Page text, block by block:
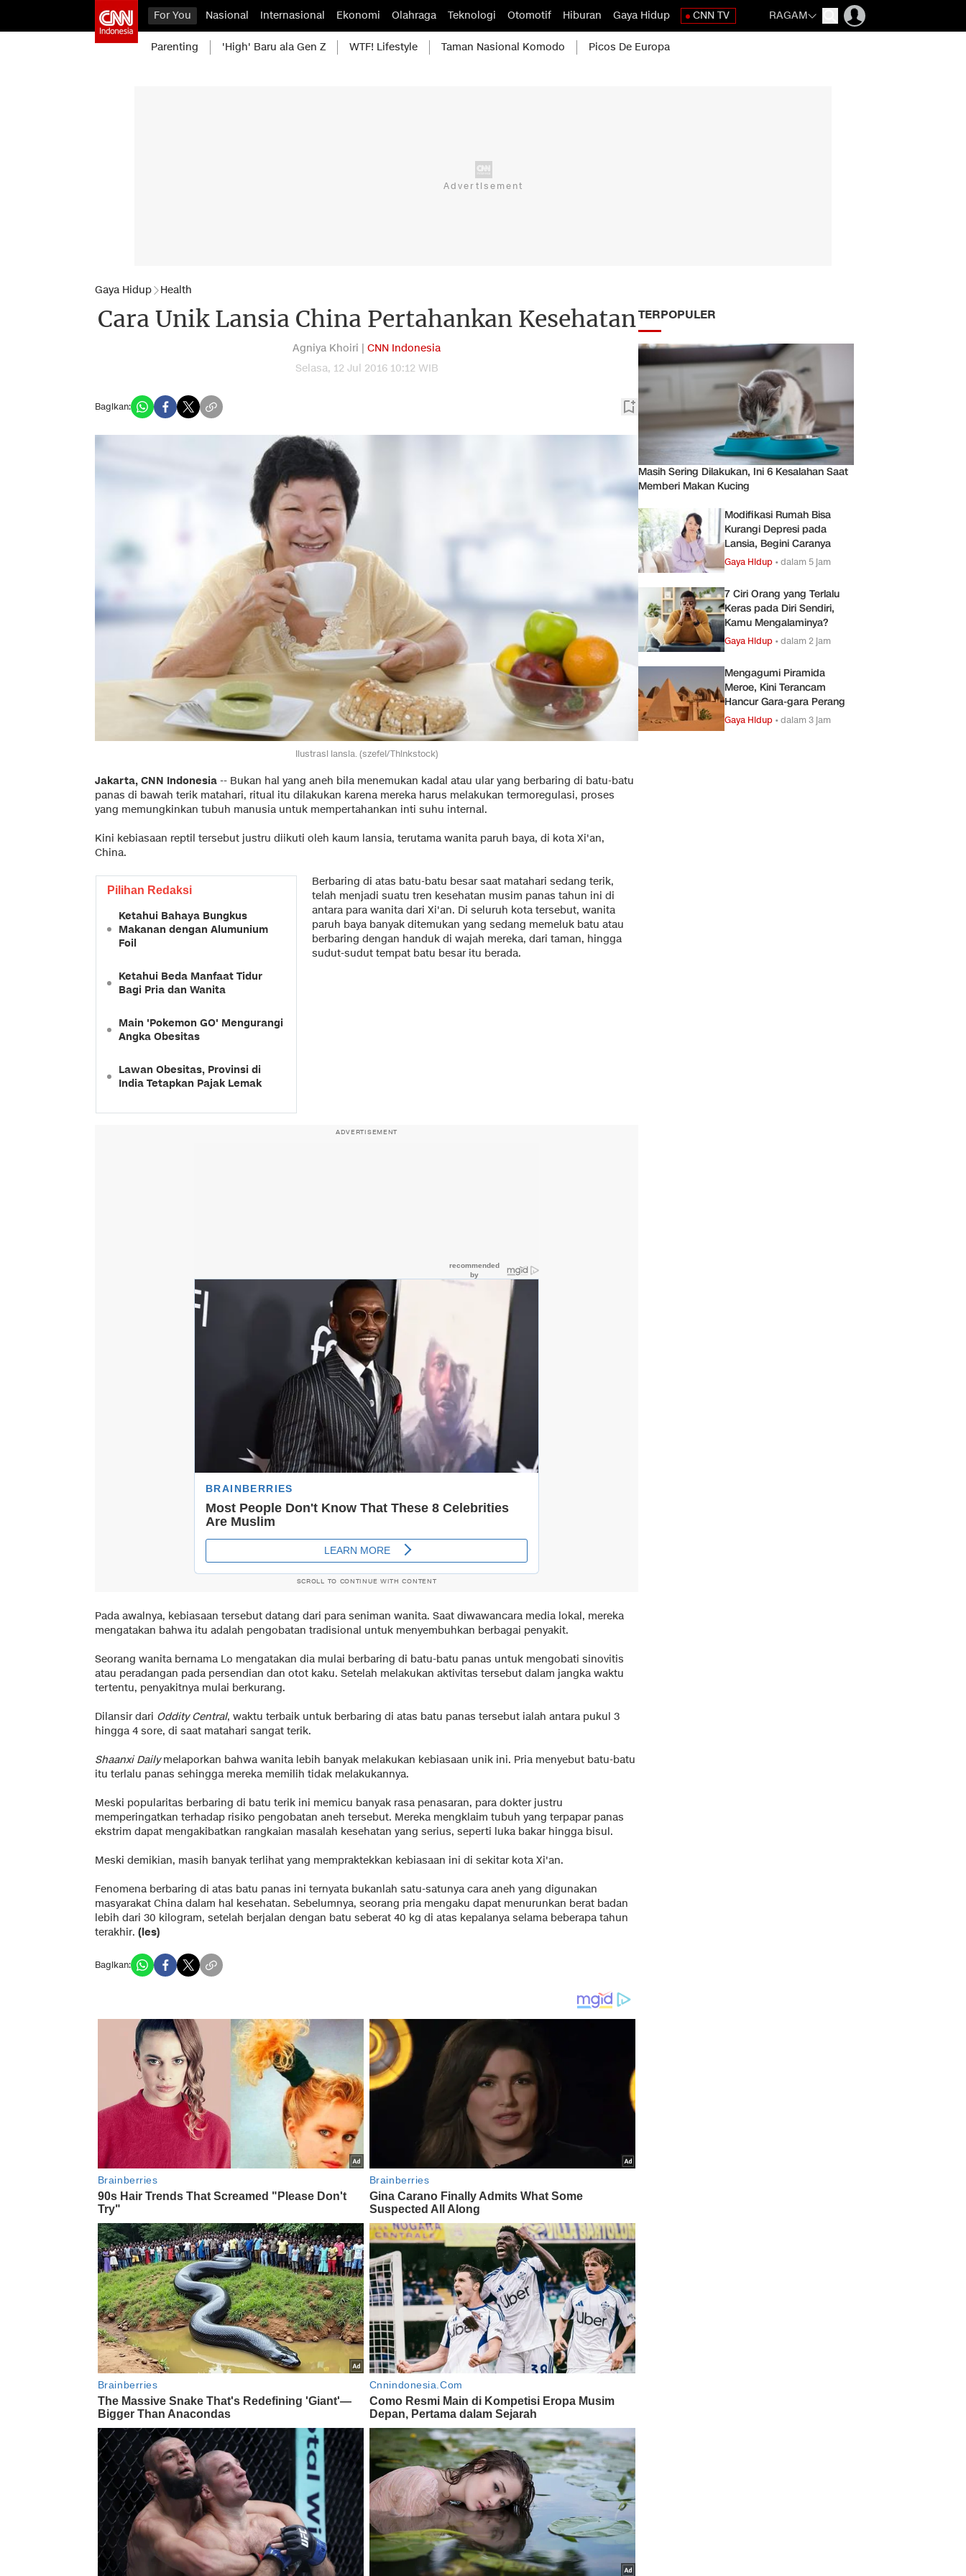
For You Nasional Internasional Ekonomi Olahraga Teknologi Otomotif Hiburan Gaya Hidup CNN TV RAGAM
Parenting 'High' Baru ala Gen Z WTF! Lifestyle Taman Nasional Komodo Picos De Europa
Gaya Hidup Health
Cara Unik Lansia China Pertahankan Kesehatan
Agniya Khoiri | CNN Indonesia
Selasa, 12 Jul 2016 10:12 WIB
Bagikan:
Ilustrasi lansia. (szefei/Thinkstock)
Jakarta, CNN Indonesia -- Bukan hal yang aneh bila menemukan kadal atau ular yang berbaring di batu-batu
panas di bawah terik matahari, ritual itu dilakukan karena mereka harus melakukan termoregulasi, proses
yang memungkinkan tubuh manusia untuk mempertahankan inti suhu internal.
Kini kebiasaan reptil tersebut justru diikuti oleh kaum lansia, terutama wanita paruh baya, di kota Xi'an,
China.
Pilihan Redaksi
Ketahui Bahaya Bungkus
Makanan dengan Alumunium
Foil
Ketahui Beda Manfaat Tidur
Bagi Pria dan Wanita
Main 'Pokemon GO' Mengurangi
Angka Obesitas
Lawan Obesitas, Provinsi di
India Tetapkan Pajak Lemak
Berbaring di atas batu-batu besar saat matahari sedang terik,
telah menjadi suatu tren kesehatan musim panas tahun ini di
antara para wanita dari Xi'an. Di seluruh kota tersebut, wanita
paruh baya banyak ditemukan yang sedang memeluk batu atau
berbaring dengan handuk di wajah mereka, dari taman, hingga
sudut-sudut tempat batu besar itu berada.
ADVERTISEMENT
SCROLL TO CONTINUE WITH CONTENT
Pada awalnya, kebiasaan tersebut datang dari para seniman wanita. Saat diwawancara media lokal, mereka
mengatakan bahwa itu adalah pengobatan tradisional untuk menyembuhkan berbagai penyakit.
Seorang wanita bernama Lo mengatakan dia mulai berbaring di batu-batu panas untuk mengobati sinovitis
atau peradangan pada persendian dan otot kaku. Setelah melakukan aktivitas tersebut dalam jangka waktu
tertentu, penyakitnya mulai berkurang.
Dilansir dari Oddity Central, waktu terbaik untuk berbaring di atas batu panas tersebut ialah antara pukul 3
hingga 4 sore, di saat matahari sangat terik.
Shaanxi Dailymelaporkan bahwa wanita lebih banyak melakukan kebiasaan unik ini. Pria menyebut batu-batu
itu terlalu panas sehingga mereka memilih tidak melakukannya.
Meski popularitas berbaring di batu terik ini memicu banyak rasa penasaran, para dokter justru
memperingatkan terhadap risiko pengobatan aneh tersebut. Mereka mengklaim tubuh yang terpapar panas
ekstrim dapat mengakibatkan rangkaian masalah kesehatan yang serius, seperti luka bakar hingga bisul.
Meski demikian, masih banyak terlihat yang mempraktekkan kebiasaan ini di sekitar kota Xi'an.
Fenomena berbaring di atas batu panas ini ternyata bukanlah satu-satunya cara aneh yang digunakan
masyarakat China dalam hal kesehatan. Sebelumnya, seorang pria mengaku dapat menurunkan berat badan
lebih dari 30 kilogram, setelah berjalan dengan batu seberat 40 kg di atas kepalanya selama beberapa tahun
terakhir. (les)
Bagikan:
TERPOPULER
Masih Sering Dilakukan, Ini 6 Kesalahan Saat
Memberi Makan Kucing
Modifikasi Rumah Bisa
Kurangi Depresi pada
Lansia, Begini Caranya
Gaya Hidup •dalam 5 jam
7 Ciri Orang yang Terlalu
Keras pada Diri Sendiri,
Kamu Mengalaminya?
Gaya Hidup •dalam 2 jam
Mengagumi Piramida
Meroe, Kini Terancam
Hancur Gara-gara Perang
Gaya Hidup •dalam 3 jam